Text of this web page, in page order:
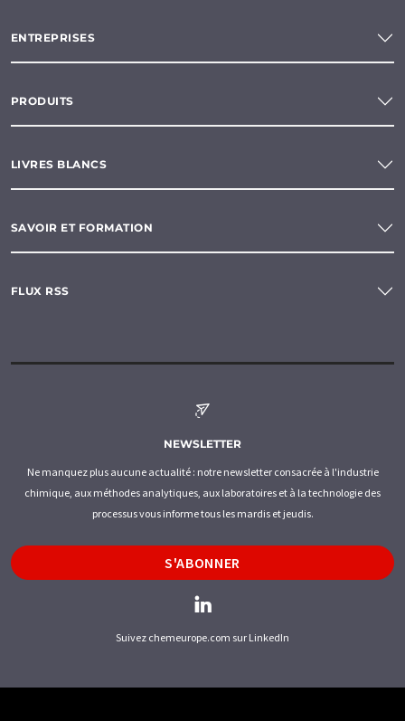
ENTREPRISES
PRODUITS
LIVRES BLANCS
SAVOIR ET FORMATION
FLUX RSS
NEWSLETTER
Ne manquez plus aucune actualité : notre newsletter consacrée à l'industrie
chimique, aux méthodes analytiques, aux laboratoires et à la technologie des
processus vous informe tous les mardis et jeudis.
S'ABONNER
Suivez chemeurope.com sur LinkedIn